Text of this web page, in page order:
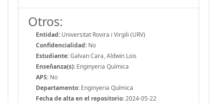
Otros:
Entidad: Universitat Rovira i Virgili (URV)
Confidencialidad: No
Estudiante:Galvan Cara, Aldwin Lois
Enseñanza(s): Enginyeria Química
APS: No
Departamento: Enginyeria Química
Fecha de alta en el repositorio:2024-05-22